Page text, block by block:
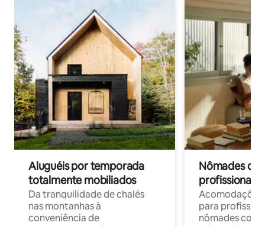
Aluguéis por temporada
totalmente mobiliados
Da tranquilidade de chalés
nas montanhas à
conveniência de
Nômades
profissionais
para
nômades com